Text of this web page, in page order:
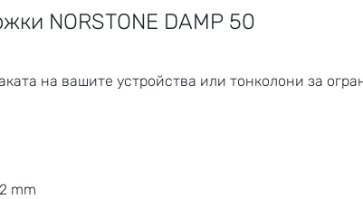
NORSTONE DAMP 50
на вашите устройства или тонколони за
mm